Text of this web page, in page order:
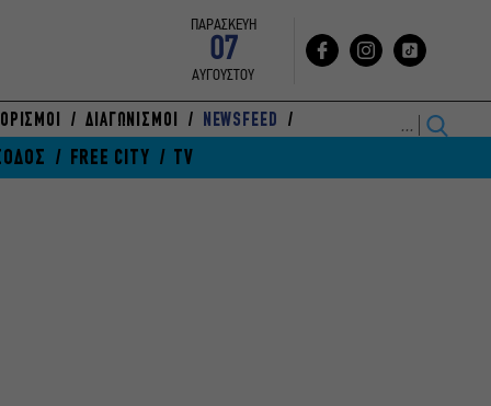
ΠΑΡΑΣΚΕΥΗ
07
ΑΥΓΟΥΣΤΟΥ
ΔΙΑΓΩΝΙΣΜΟΙ NEWSFEED
FREE CITY TV